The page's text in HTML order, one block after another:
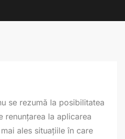
se rezumă la posibilitatea
renunțarea la aplicarea
ales situațiile în care